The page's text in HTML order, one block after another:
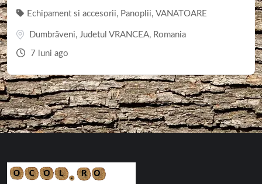
Echipament si accesorii, Panoplii, VANATOARE
Dumbrăveni, Judetul VRANCEA, Romania
7 luni ago